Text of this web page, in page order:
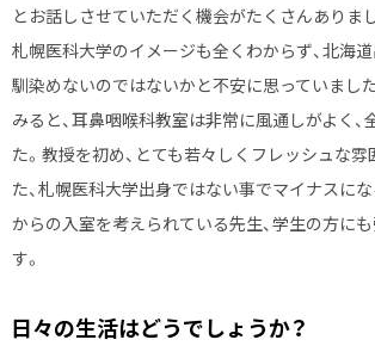
とお話しさせていただく機会がたくさんありま
札幌医科大学のイメージも全くわからず、北海
馴染めないのではないかと不安に思っていまし
みると、耳鼻咽喉科教室は非常に風通しがよく、
た。教授を初め、とても若々しくフレッシュな雰
た、札幌医科大学出身ではない事でマイナスに
からの入室を考えられている先生、学生の方に
す。
日々の生活はどうでしょうか？